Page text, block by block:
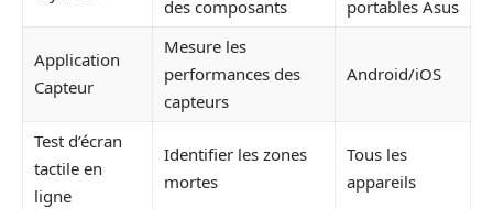
des composants
portables Asus
Application
Capteur
Mesure les
performances des
capteurs
Android/iOS
Test d’écran
tactile en
ligne
Identifier les zones
mortes
Tous les
appareils